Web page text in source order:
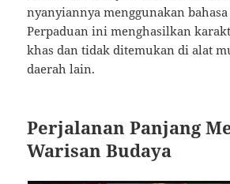
nyanyiannya menggunakan
Perpaduan ini menghasilkan
khas dan tidak ditemukan di alat
daerah lain.
Perjalanan Panjang
Warisan Budaya